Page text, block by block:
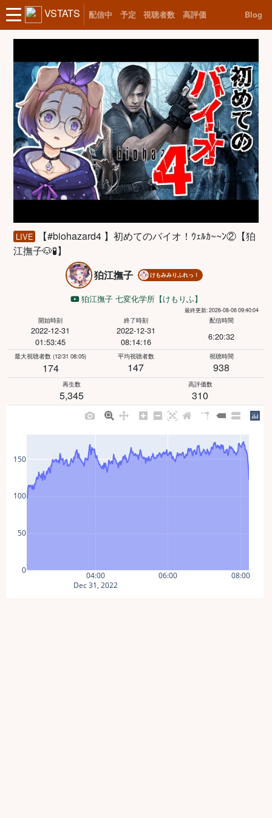
VSTATS 配信中 予定 視聴者数 高評価 Blog
LIVE
【#biohazard4 】初めてのバイオ！ｳｪﾙｶ~~ﾝ②【狛
江撫子🐶🧪】
狛江撫子
けもみみりふれっ！
狛江撫子 七変化学所【けもりふ】
最終更新: 2026-08-06 09:40:04
開始時刻
2022-12-31
01:53:45
終了時刻
2022-12-31
08:14:16
配信時間
6:20:32
最大視聴者数 (12/31 08:05)
174
平均視聴者数
147
視聴時間
938
再生数
5,345
高評価数
310
04:00
Dec 31, 2022
06:00 08:00
0
50
100
150